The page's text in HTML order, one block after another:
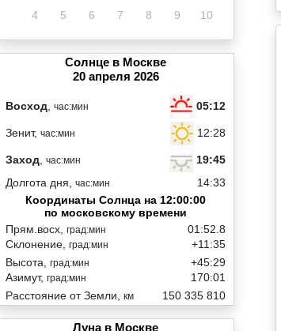
4
5 6 7 8 9 10
Солнце в Москве
20 апреля 2026
Восход час:мин 05:12
Зенит, час:мин 12:28
Заход час:мин
19:45
Долгота дня, час:мин
14:33
Координаты Солнца на 12:00:00
по московскому времени
Прям.восх, град:мин
Склонение, град:мин
01:52.8
+11:35
Высота, град:мин
Азимут, град:мин
+45:29
170:01
Расстояние от Земли, км 150 335 810
Луна в Москве